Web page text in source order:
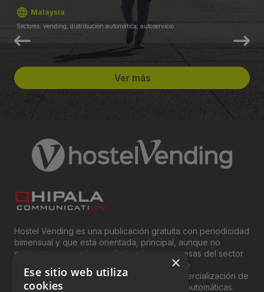
Malaysia
Sectores: vending, distribución automática, autoservicio
Ver más
Hostel Vending es una publicación gratuita con periodicidad
bimensual y que está orientada, principal, aunque no
exclusivamente, a los profesionales y empresas del sector
del “Vending”; nombre con el que se conoce
genéricamente entre profesionales a la comercialización de
productos y servicios a través de máquinas automáticas.
×
Ese sitio web utiliza
cookies